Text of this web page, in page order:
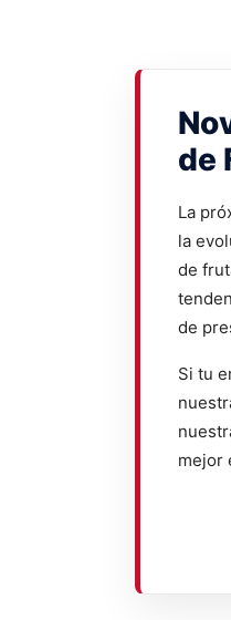
de
La
la
de
de
Si tu
mejor